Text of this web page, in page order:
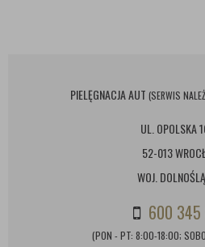
PIELĘGNACJA AUT (SERWIS
UL. OPOLSKA
52-013
WOJ.
600
(PON - PT: 8:00-18:00;